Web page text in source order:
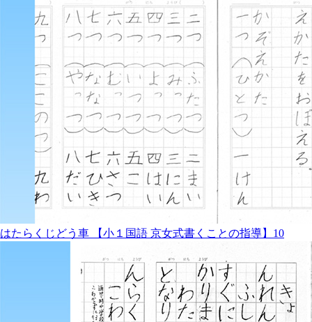
はたらくじどう車 【小１国語 京女式書くことの指導】10